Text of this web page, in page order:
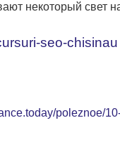
некоторый свет
seo-chisinau
poleznoe/